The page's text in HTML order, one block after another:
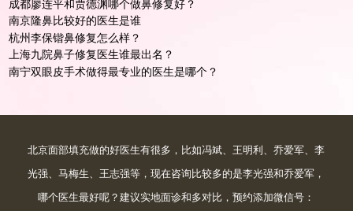
成都廖连平和贾德渊哪个做鼻修复好？
南京隆鼻比较好的医生是谁
杭州李保锴鼻修复怎么样？
上海九院鼻子修复医生谁最出名？
南宁双眼皮手术做得最专业的医生是哪个？
北京面部填充做的好医生有很多，比如冯斌、王明利、乔爱军、李
光强、马梅生、王志强等，现在咨询比较多的是李光强和乔爱军，
哪个医生最好呢？建议实地面诊和多对比，预约添加微信号：